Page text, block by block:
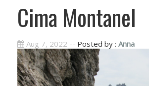
Cima Montanel
Aug 7, 2022 -- Posted by : Anna